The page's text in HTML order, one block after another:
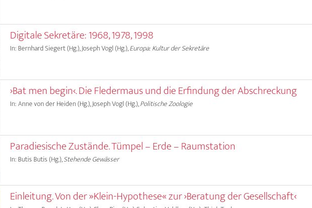
Digitale Sekretäre: 1968, 1978, 1998
In: Bernhard Siegert (Hg.), Joseph Vogl (Hg.),Europa: Kultur der Sekretäre
›Bat men begin‹. Die Fledermaus und die Erfindung der Abschreckung
In: Anne von der Heiden (Hg.), Joseph Vogl (Hg.),Politische Zoologie
Paradiesische Zustände. Tümpel – Erde – Raumstation
In: Butis Butis (Hg.),Stehende Gewässer
Einleitung. Von der »Klein-Hypothese« zur ›Beratung der Gesellschaft‹